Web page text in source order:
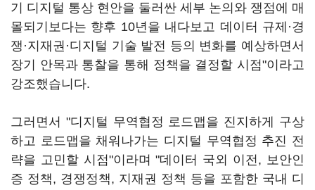
기 디지털 통상 현안을 둘러싼 세부 논의와 쟁점에 매
몰되기보다는 향후 10년을 내다보고 데이터 규제·경
쟁·지재권·디지털 기술 발전 등의 변화를 예상하면서
장기 안목과 통찰을 통해 정책을 결정할 시점"이라고
강조했습니다.
그러면서 "디지털 무역협정 로드맵을 진지하게 구상
하고 로드맵을 채워나가는 디지털 무역협정 추진 전
략을 고민할 시점"이라며 "데이터 국외 이전, 보안인
증 정책, 경쟁정책, 지재권 정책 등을 포함한 국내 디